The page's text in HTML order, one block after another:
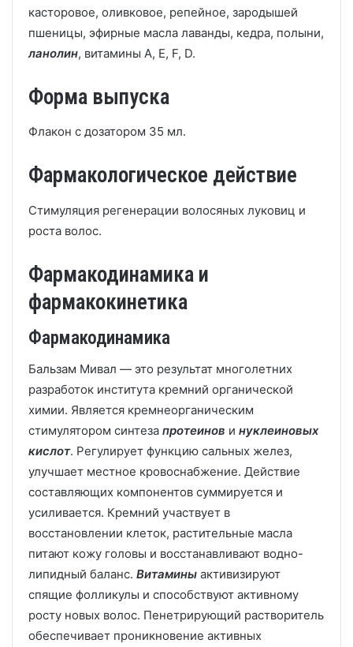
касторовое, оливковое, репейное, зародышей
пшеницы, эфирные масла лаванды, кедра, полыни,
ланолин, витамины А, E, F, D.
Форма выпуска
Флакон с дозатором 35 мл.
Фармакологическое действие
Стимуляция регенерации волосяных луковиц и
роста волос.
Фармакодинамика и
фармакокинетика
Фармакодинамика
Бальзам Мивал — это результат многолетних
разработок института кремний органической
химии. Является кремнеорганическим
стимулятором синтеза протеинов и нуклеиновых
кислот. Регулирует функцию сальных желез,
улучшает местное кровоснабжение. Действие
составляющих компонентов суммируется и
усиливается. Кремний участвует в
восстановлении клеток, растительные масла
питают кожу головы и восстанавливают водно-
липидный баланс. Витамины активизируют
спящие фолликулы и способствуют активному
росту новых волос. Пенетрирующий растворитель
обеспечивает проникновение активных